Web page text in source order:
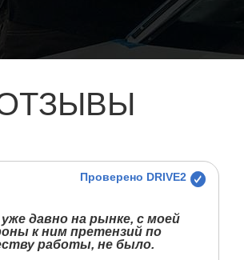
Проверено DRIVE2
давно на рынке, с моей
к ним претензий по
работы, не было.